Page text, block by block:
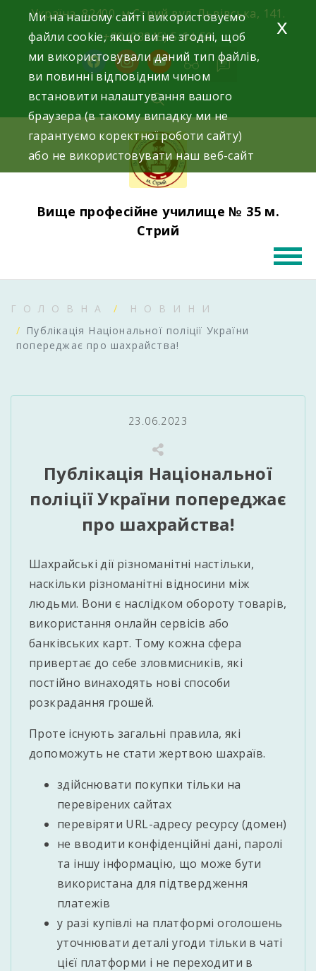
content
Україна, 82400, м.Стрий вул. Львівська, 141.
+38 (03245) 5-64-50
facebookinstagram
youtube
Вище професійне училище № 35 м.
Стрий
ГОЛОВНА
НОВИНИ
Публікація Національної поліції України
попереджає про шахрайства!
23.06.2023
Публікація Національної
поліції України попереджає
про шахрайства!
Шахрайські дії різноманітні настільки,
наскільки різноманітні відносини між
людьми. Вони є наслідком обороту товарів,
використання онлайн сервісів або
банківських карт. Тому кожна сфера
привертає до себе зловмисників, які
постійно винаходять нові способи
розкрадання грошей.
Проте існують загальні правила, які
допоможуть не стати жертвою шахраїв.
здійснювати покупки тільки на
перевірених сайтах
перевіряти URL-адресу ресурсу (домен)
не вводити конфіденційні дані, паролі
та іншу інформацію, що може бути
використана для підтвердження
платежів
у разі купівлі на платформі оголошень
уточнювати деталі угоди тільки в чаті
цієї платформи і не переходити в
Ми на нашому сайті використовуємо
файли cookie, якщо ви не згодні, щоб
ми використовували даний тип файлів,
ви повинні відповідним чином
встановити налаштування вашого
браузера (в такому випадку ми не
гарантуємо коректної роботи сайту)
або не використовувати наш веб-сайт
x